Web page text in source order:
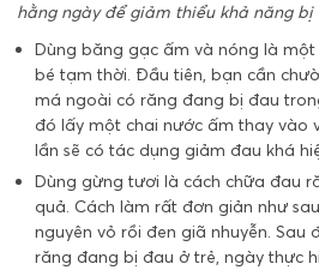
hằng ngày để giảm thiểu khả năng
Dùng băng gạc ấm và nóng là
bé tạm thời. Đầu tiên, bạn cần
má ngoài có răng đang bị đau
đó lấy một chai nước ấm thay vào
lần sẽ có tác dụng giảm đau khá
Dùng gừng tươi là cách chữa đau
quả. Cách làm rất đơn giản như
nguyên vỏ rồi đen giã nhuyễn. Sau
răng đang bị đau ở trẻ, ngày thực